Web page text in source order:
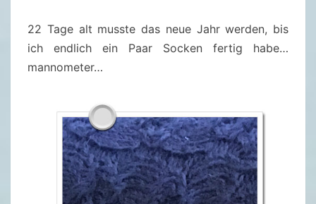
1
9
22 Tage alt musste das neue Jahr werden, bis
ich endlich ein Paar Socken fertig habe…
mannometer…